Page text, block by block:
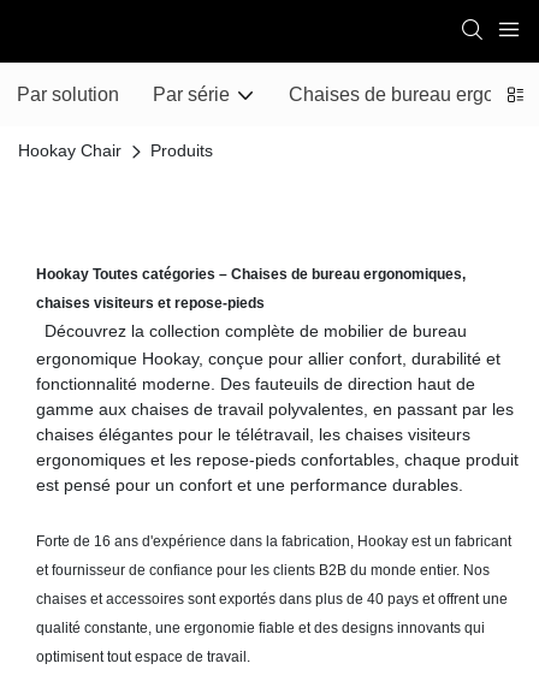
Par solution Par série Chaises de bureau
Hookay Chair Produits
Hookay Toutes catégories – Chaises de bureau ergonomiques,
chaises visiteurs et repose-pieds
Découvrez la collection complète de mobilier de bureau
ergonomique Hookay, conçue pour allier confort, durabilité et
fonctionnalité moderne. Des fauteuils de direction haut de
gamme aux chaises de travail polyvalentes, en passant par les
chaises élégantes pour le télétravail, les chaises visiteurs
ergonomiques et les repose-pieds confortables, chaque produit
est pensé pour un confort et une performance durables.
Forte de 16 ans d'expérience dans la fabrication, Hookay est un fabricant
et fournisseur de confiance pour les clients B2B du monde entier. Nos
chaises et accessoires sont exportés dans plus de 40 pays et offrent une
qualité constante, une ergonomie fiable et des designs innovants qui
optimisent tout espace de travail.